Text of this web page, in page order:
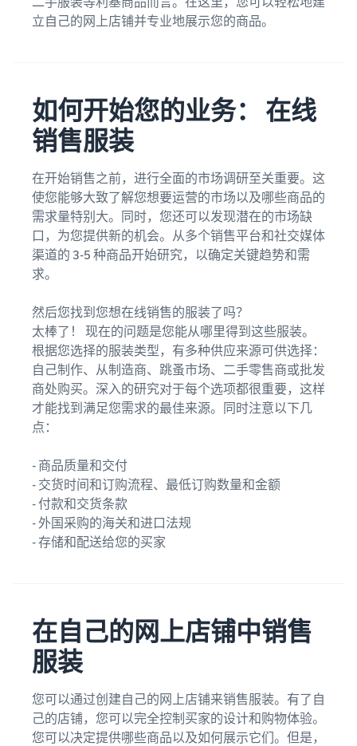
立自己的网上店铺并专业地展示您的商品。
如何开始您的业务： 在线
销售服装
在开始销售之前，进行全面的市场调研至关重要。这
使您能够大致了解您想要运营的市场以及哪些商品的
需求量特别大。同时，您还可以发现潜在的市场缺
口，为您提供新的机会。从多个销售平台和社交媒体
渠道的 3-5 种商品开始研究，以确定关键趋势和需
求。
然后您找到您想在线销售的服装了吗？
太棒了！ 现在的问题是您能从哪里得到这些服装。
根据您选择的服装类型，有多种供应来源可供选择：
自己制作、从制造商、跳蚤市场、二手零售商或批发
商处购买。深入的研究对于每个选项都很重要，这样
才能找到满足您需求的最佳来源。同时注意以下几
点：
- 商品质量和交付
- 交货时间和订购流程、最低订购数量和金额
- 付款和交货条款
- 外国采购的海关和进口法规
- 存储和配送给您的买家
在自己的网上店铺中销售
服装
您可以通过创建自己的网上店铺来销售服装。有了自
己的店铺，您可以完全控制买家的设计和购物体验。
您可以决定提供哪些商品以及如何展示它们。但是，